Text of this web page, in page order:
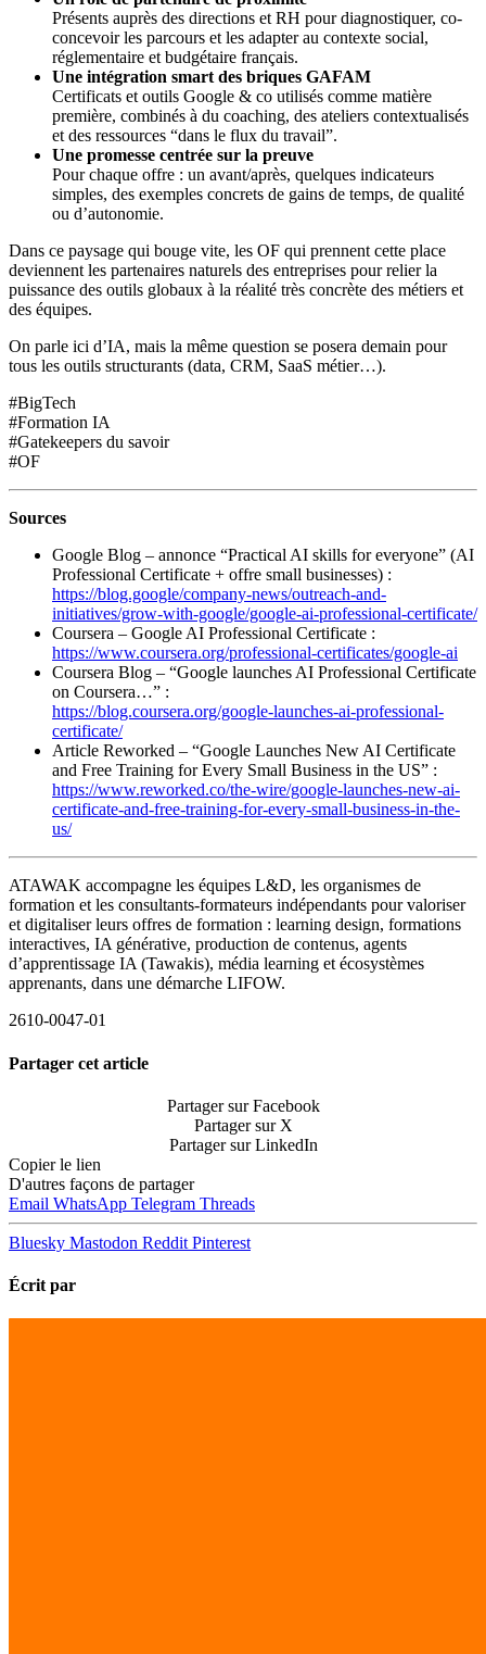
Présents auprès des directions et RH pour diagnostiquer, co-
concevoir les parcours et les adapter au contexte social,
réglementaire et budgétaire français.
Une intégration smart des briques GAFAM
Certificats et outils Google & co utilisés comme matière
première, combinés à du coaching, des ateliers contextualisés
et des ressources “dans le flux du travail”.
Une promesse centrée sur la preuve
Pour chaque offre : un avant/après, quelques indicateurs
simples, des exemples concrets de gains de temps, de qualité
ou d’autonomie.
Dans ce paysage qui bouge vite, les OF qui prennent cette place
deviennent les partenaires naturels des entreprises pour relier la
puissance des outils globaux à la réalité très concrète des métiers et
des équipes.
On parle ici d’IA, mais la même question se posera demain pour
tous les outils structurants (data, CRM, SaaS métier…).
#BigTech
#Formation IA
#Gatekeepers du savoir
#OF
Sources
Google Blog – annonce “Practical AI skills for everyone” (AI
Professional Certificate + offre small businesses) :
https://blog.google/company-news/outreach-and-
initiatives/grow-with-google/google-ai-professional-certificate/
Coursera – Google AI Professional Certificate :
https://www.coursera.org/professional-certificates/google-ai
Coursera Blog – “Google launches AI Professional Certificate
on Coursera…” :
https://blog.coursera.org/google-launches-ai-professional-
certificate/
Article Reworked – “Google Launches New AI Certificate
and Free Training for Every Small Business in the US” :
https://www.reworked.co/the-wire/google-launches-new-ai-
certificate-and-free-training-for-every-small-business-in-the-
us/
ATAWAK accompagne les équipes L&D, les organismes de
formation et les consultants-formateurs indépendants pour valoriser
et digitaliser leurs offres de formation : learning design, formations
interactives, IA générative, production de contenus, agents
d’apprentissage IA (Tawakis), média learning et écosystèmes
apprenants, dans une démarche LIFOW.
2610-0047-01
Partager cet article
Partager sur Facebook
Partager sur X
Partager sur LinkedIn
Copier le lien
D'autres façons de partager
Email WhatsApp Telegram Threads
Bluesky Mastodon Reddit Pinterest
Écrit par